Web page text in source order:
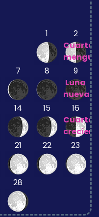
1
2
Cuarto
7 8
9
Luna
nueva
14 15
16
Cuarto
21 22 23
28